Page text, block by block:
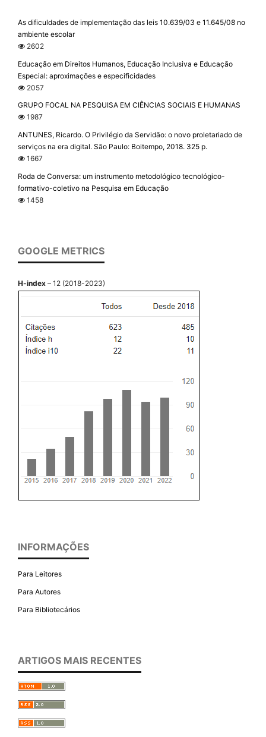
As dificuldades de implementação das leis 10.639/03 e 11.645/08 no
ambiente escolar
2602
Educação em Direitos Humanos, Educação Inclusiva e Educação
Especial: aproximações e especificidades
2057
GRUPO FOCAL NA PESQUISA EM CIÊNCIAS SOCIAIS E HUMANAS
1987
ANTUNES, Ricardo. O Privilégio da Servidão: o novo proletariado de
serviços na era digital. São Paulo: Boitempo, 2018. 325 p.
1667
Roda de Conversa: um instrumento metodológico tecnológico-
formativo-coletivo na Pesquisa em Educação
1458
GOOGLE METRICS
H-index – 12 (2018-2023)
INFORMAÇÕES
Para Leitores
Para Autores
Para Bibliotecários
ARTIGOS MAIS RECENTES